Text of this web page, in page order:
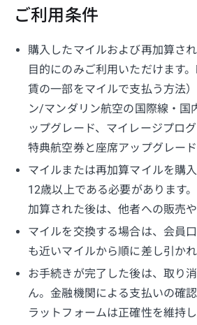
ご利用条件
購入したマイルおよび再加算さ
目的にのみご利用いただけます
賃の一部をマイルで支払う方法
ン/マンダリン航空の国際線・国
ップグレード、マイレージプロ
特典航空券と座席アップグレード
マイルまたは再加算マイルを購
12歳以上である必要があります
加算された後は、他者への販売
マイルを交換する場合は、会員
も近いマイルから順に差し引かれ
お手続きが完了した後は、取り
ん。金融機関による支払いの確
ラットフォームは正確性を維持